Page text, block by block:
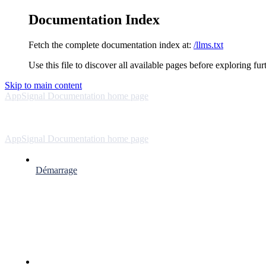
Documentation Index
Fetch the complete documentation index at: /llms.txt
Use this file to discover all available pages before exploring
Skip to main content
AppSignal Documentation home page
AppSignal Documentation home page
Démarrage